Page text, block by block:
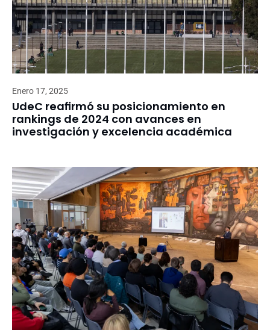
Enero 17, 2025
UdeC reafirmó su posicionamiento en
rankings de 2024 con avances en
investigación y excelencia académica